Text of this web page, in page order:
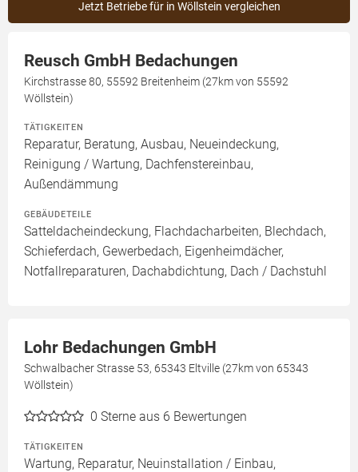
Jetzt Betriebe für in Wöllstein vergleichen
Reusch GmbH Bedachungen
Kirchstrasse 80, 55592 Breitenheim (27km von 55592
Wöllstein)
TÄTIGKEITEN
Reparatur, Beratung, Ausbau, Neueindeckung,
Reinigung / Wartung, Dachfenstereinbau,
Außendämmung
GEBÄUDETEILE
Satteldacheindeckung, Flachdacharbeiten, Blechdach,
Schieferdach, Gewerbedach, Eigenheimdächer,
Notfallreparaturen, Dachabdichtung, Dach / Dachstuhl
Lohr Bedachungen GmbH
Schwalbacher Strasse 53, 65343 Eltville (27km von 65343
Wöllstein)
0 Sterne aus 6 Bewertungen
TÄTIGKEITEN
Wartung, Reparatur, Neuinstallation / Einbau,